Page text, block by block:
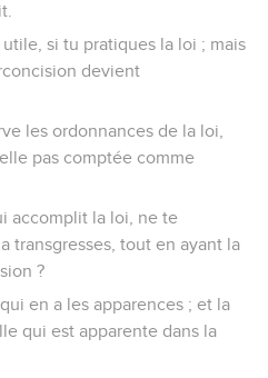
si tu pratiques la loi ; mais
devient
les ordonnances de la loi,
pas comptée comme
accomplit la loi, ne te
transgresses, tout en ayant la
?
en a les apparences ; et la
qui est apparente dans la